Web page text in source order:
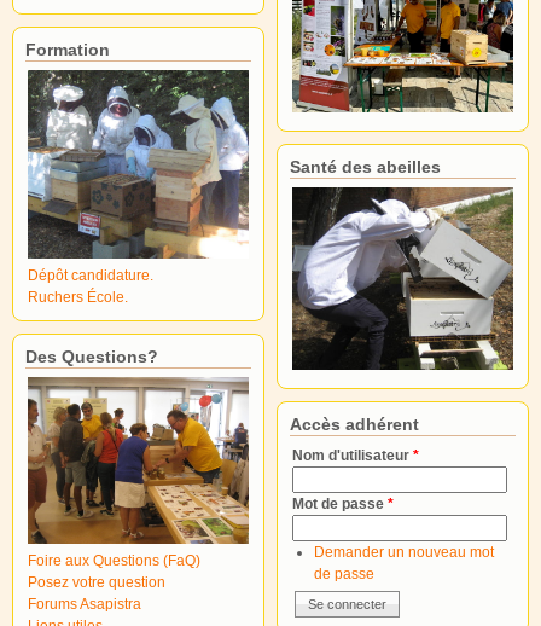
Formation
Dépôt candidature.
Ruchers École.
Des Questions?
Foire aux Questions (FaQ)
Posez votre question
Forums Asapistra
Santé des abeilles
Accès adhérent
Nom d'utilisateur *
Mot de passe *
Demander un nouveau mot
de passe